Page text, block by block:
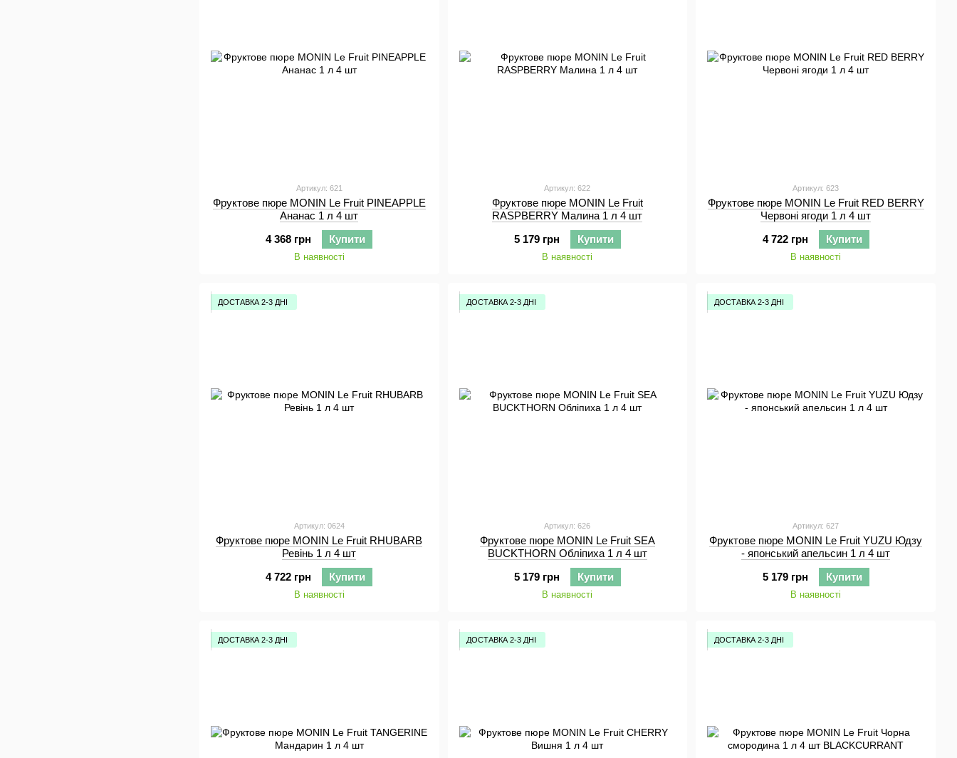
Артикул: 621
Фруктове пюре MONIN Le Fruit PINEAPPLE
Ананас 1 л 4 шт
4 368 грн
Купити
В наявності
Артикул: 622
Фруктове пюре MONIN Le Fruit
RASPBERRY Малина 1 л 4 шт
5 179 грн
Купити
В наявності
Артикул: 623
Фруктове пюре MONIN Le Fruit RED BERRY
Червоні ягоди 1 л 4 шт
4 722 грн
Купити
В наявності
ДОСТАВКА 2-3 ДНІ
Артикул: 0624
Фруктове пюре MONIN Le Fruit RHUBARB
Ревінь 1 л 4 шт
4 722 грн
Купити
В наявності
ДОСТАВКА 2-3 ДНІ
Артикул: 626
Фруктове пюре MONIN Le Fruit SEA
BUCKTHORN Обліпиха 1 л 4 шт
5 179 грн
Купити
В наявності
ДОСТАВКА 2-3 ДНІ
Артикул: 627
Фруктове пюре MONIN Le Fruit YUZU Юдзу
- японський апельсин 1 л 4 шт
5 179 грн
Купити
В наявності
ДОСТАВКА 2-3 ДНІ ДОСТАВКА 2-3 ДНІ ДОСТАВКА 2-3 ДНІ